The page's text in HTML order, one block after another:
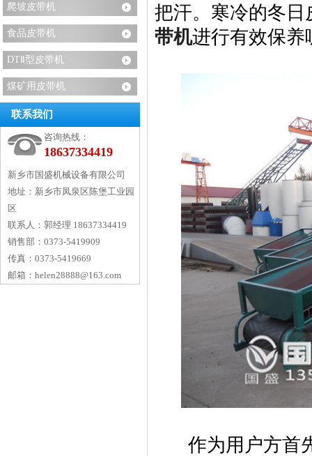
爬坡皮带机
食品皮带机
DTⅡ型皮带机
煤矿用皮带机
联系我们
咨询热线：
18637334419
新乡市国盛机械设备有限公司
地址： 新乡市凤泉区陈堡工业园
区
联系人： 郭经理 18637334419
销售部： 0373-5419909
传真： 0373-5419669
邮箱： helen28888@163.com
把汗。寒冷的冬
带机进行有效保养
作为用户方首先